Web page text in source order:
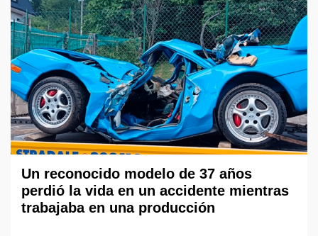
Un reconocido modelo de 37 años
perdió la vida en un accidente mientras
trabajaba en una producción